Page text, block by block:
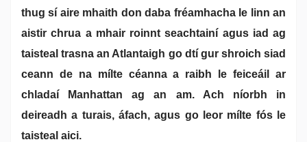
thug sí aire mhaith don daba fréamhacha le linn an
aistir chrua a mhair roinnt seachtainí agus iad ag
taisteal trasna an Atlantaigh go dtí gur shroich siad
ceann de na mílte céanna a raibh le feiceáil ar
chladaí Manhattan ag an am. Ach níorbh in
deireadh a turais, áfach, agus go leor mílte fós le
taisteal aici.